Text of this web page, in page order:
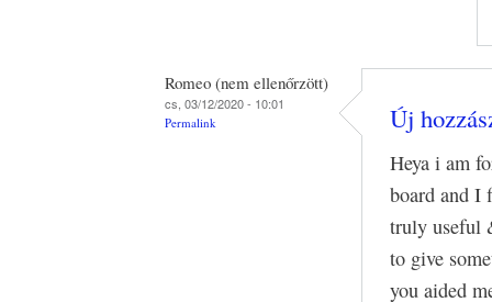
Romeo (nem ellenőrzött)
cs, 03/12/2020 - 10:01
Permalink Új
Heya i am
board and I
truly useful
to give
you aided